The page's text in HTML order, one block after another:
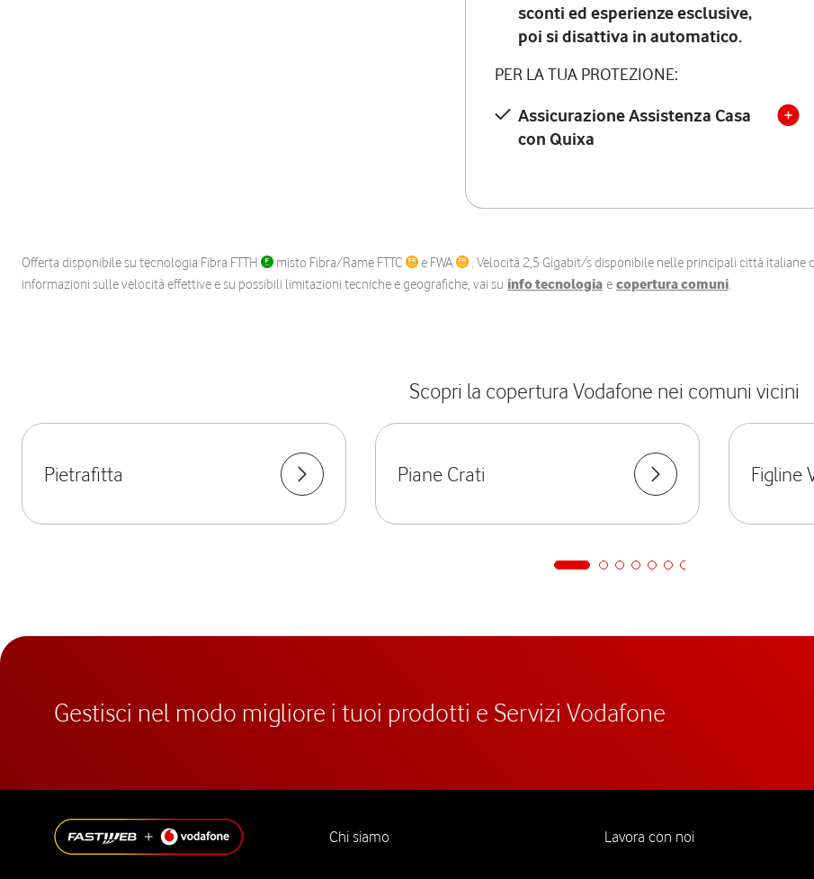
sconti ed esperienze esclusive,
poi si disattiva in automatico.
PER LA TUA PROTEZIONE:
Assicurazione Assistenza Casa
con Quixa
Offerta disponibile su tecnologia Fibra FTTH misto Fibra/Rame FTTC e FWA . Velocità 2,5 Gigabit/s disponibile nelle principali città italiane
informazioni sulle velocità effettive e su possibili limitazioni tecniche e geografiche, vai su info tecnologia e copertura comuni.
Scopri la copertura Vodafone nei comuni vicini
Pietrafitta Piane Crati Figline
Gestisci nel modo migliore i tuoi prodotti e Servizi Vodafone
Chi siamo Lavora con noi